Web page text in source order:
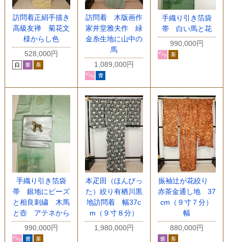
訪問着正絹手描き
高級友禅 菊花文
様からし色
528,000円
訪問着 木版画作
家井堂雅夫作 緑
金糸生地に山中の
馬
1,089,000円
手織り引き箔袋
帯 白い馬と花
990,000円
手織り引き箔袋
帯 銀地にビーズ
と相良刺繍 木馬
と壺 アテネから
990,000円
本疋田（ほんびっ
た）絞り有栖川黒
地訪問着 幅37c
m（９寸８分）
1,980,000円
振袖辻が花絞り
赤茶金通し地 37
cm（９寸７分）
幅
880,000円